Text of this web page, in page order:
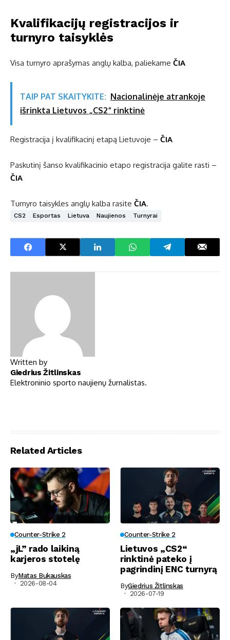
Kvalifikacijų registracijos ir
turnyro taisyklės
Visa turnyro aprašymas anglų kalba, paliekame ČIA
TAIP PAT SKAITYKITE: Nacionalinėje atrankoje
išrinkta Lietuvos „CS2“ rinktinė
Registracija į kvalifikacinį etapą Lietuvoje – ČIA
Paskutinį šanso kvalifikacinio etapo registracija galite rasti –
ČIA
Turnyro taisykles anglų kalba rasite ČIA.
CS2 Esportas Lietuva Naujienos Turnyrai
Written by
Giedrius Žitlinskas
Elektroninio sporto naujienų žurnalistas.
Related Articles
Counter-Strike 2
„jL” rado laikiną
karjeros stotelę
ByMatas Bukauskas
2026-08-04
Counter-Strike 2
Lietuvos „CS2“
rinktinė pateko į
pagrindinį ENC turnyrą
ByGiedrius Žitlinskas
2026-07-19